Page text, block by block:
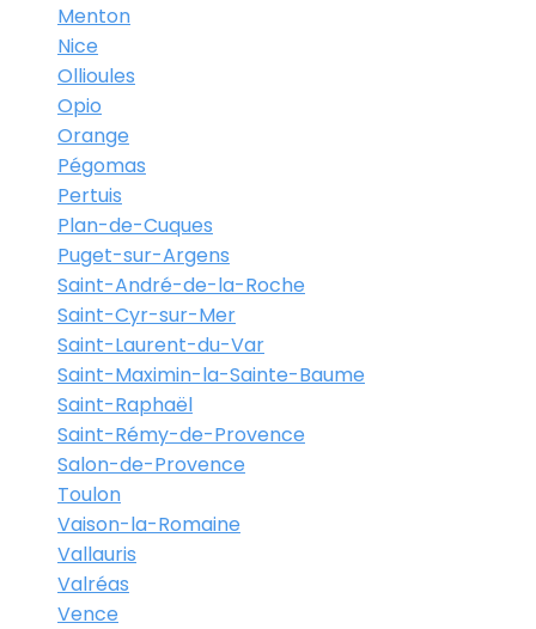
Menton
Nice
Ollioules
Opio
Orange
Pégomas
Pertuis
Plan-de-Cuques
Puget-sur-Argens
Saint-André-de-la-Roche
Saint-Cyr-sur-Mer
Saint-Laurent-du-Var
Saint-Maximin-la-Sainte-Baume
Saint-Raphaël
Saint-Rémy-de-Provence
Salon-de-Provence
Toulon
Vaison-la-Romaine
Vallauris
Valréas
Vence